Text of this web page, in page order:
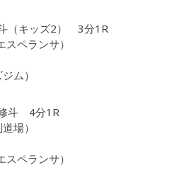
（キッズ2） 3分1R
ペランサ）
ム）
斗 4分1R
場）
ペランサ）